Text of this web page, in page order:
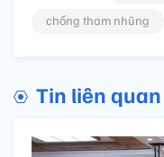
chống tham nhũng
Tin liên quan